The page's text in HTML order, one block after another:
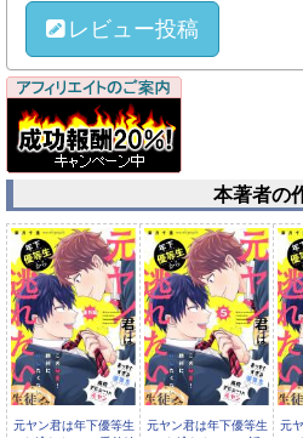
レビュー投稿
本著者の
元ヤン君は年下優等生
元ヤン君は年下優等生
元